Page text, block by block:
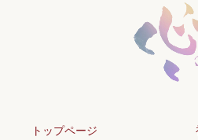
トップページ